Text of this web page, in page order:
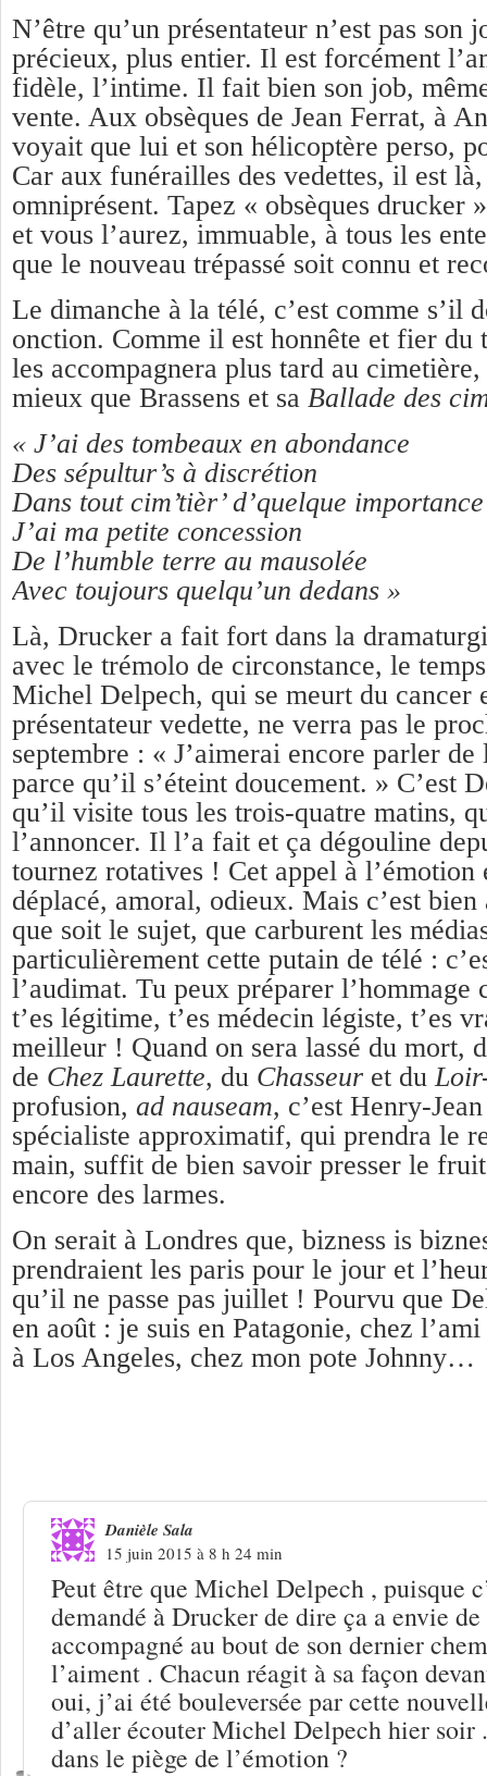
N’être qu’un présentateur n’est pas son
précieux, plus entier. Il est forcément
fidèle, l’intime. Il fait bien son job,
vente. Aux obsèques de Jean Ferrat, à
voyait que lui et son hélicoptère perso,
Car aux funérailles des vedettes, il est
omniprésent. Tapez « obsèques drucker
et vous l’aurez, immuable, à tous les
que le nouveau trépassé soit connu et
Le dimanche à la télé, c’est comme s’il
onction. Comme il est honnête et fier
les accompagnera plus tard au
mieux que Brassens et sa Ballade des
« J’ai des tombeaux en abondance
Des sépultur’s à discrétion
Dans tout cim’tièr’ d’quelque importance
J’ai ma petite concession
De l’humble terre au mausolée
Avec toujours quelqu’un dedans »
Là, Drucker a fait fort dans la
avec le trémolo de circonstance, le
Michel Delpech, qui se meurt du cancer
présentateur vedette, ne verra pas le
septembre : « J’aimerai encore parler
parce qu’il s’éteint doucement. » C’est
qu’il visite tous les trois-quatre matins,
l’annoncer. Il l’a fait et ça dégouline
tournez rotatives ! Cet appel à l’émotion
déplacé, amoral, odieux. Mais c’est
que soit le sujet, que carburent les
particulièrement cette putain de télé :
l’audimat. Tu peux préparer
t’es légitime, t’es médecin légiste, t’es
meilleur ! Quand on sera lassé du mort,
de Chez Laurette, du Chasseur et du
profusion, ad nauseam, c’est Henry-
spécialiste approximatif, qui prendra le
main, suffit de bien savoir presser le
encore des larmes.
On serait à Londres que, bizness is
prendraient les paris pour le jour et
qu’il ne passe pas juillet ! Pourvu que
en août : je suis en Patagonie, chez
à Los Angeles, chez mon pote Johnny…
Danièle Sala
15 juin 2015 à 8 h 24 min
Peut être que Michel Delpech , puisque
demandé à Drucker de dire ça a envie
accompagné au bout de son dernier
l’aiment . Chacun réagit à sa façon
oui, j’ai été bouleversée par cette
d’aller écouter Michel Delpech hier soir
dans le piège de l’émotion ?